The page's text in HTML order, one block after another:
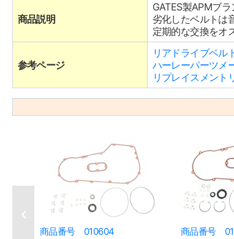
商品説明
GATES製APMブ
劣化したベルトは
定期的な交換をオ
参考ページ
リアドライブベル
ハーレーパーツメ
リプレイスメン
商品番号 010604 商品番号